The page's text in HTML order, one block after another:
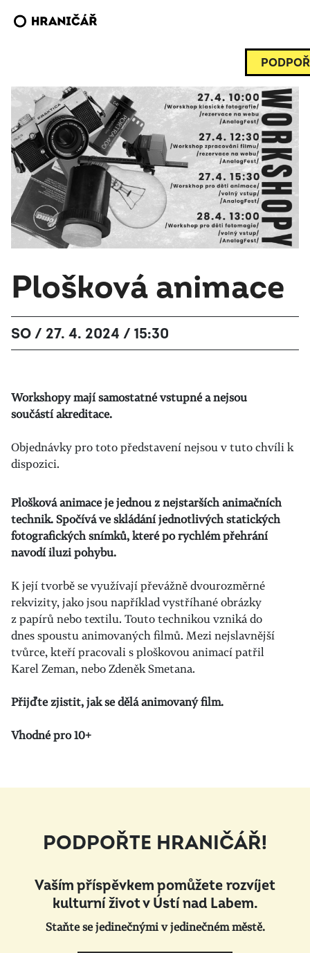
Plošková animace
SO / 27. 4. 2024 / 15:30
Workshopy mají samostatné vstupné a nejsou
součástí akreditace.
Objednávky pro toto představení nejsou v tuto chvíli k
dispozici.
Plošková animace je jednou z nejstarších animačních
technik. Spočívá ve skládání jednotlivých statických
fotografických snímků, které po rychlém přehrání
navodí iluzi pohybu.
K její tvorbě se využívají převážně dvourozměrné
rekvizity, jako jsou například vystříhané obrázky
z papírů nebo textilu. Touto technikou vzniká do
dnes spoustu animovaných filmů. Mezi nejslavnější
tvůrce, kteří pracovali s ploškovou animací patřil
Karel Zeman, nebo Zdeněk Smetana.
Přijďte zjistit, jak se dělá animovaný film.
Vhodné pro 10+
PODPOŘTE HRANIČÁŘ!
Vaším příspěvkem pomůžete rozvíjet
kulturní život v Ústí nad Labem.
Staňte se jedinečnými v jedinečném městě.